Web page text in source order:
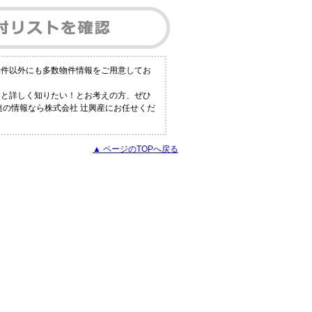
以外にも多数物件情報をご用意してお
詳しく知りたい！とお考えの方、ぜひ
情報なら株式会社 辻興産にお任せくだ
▲ ページのTOPへ戻る